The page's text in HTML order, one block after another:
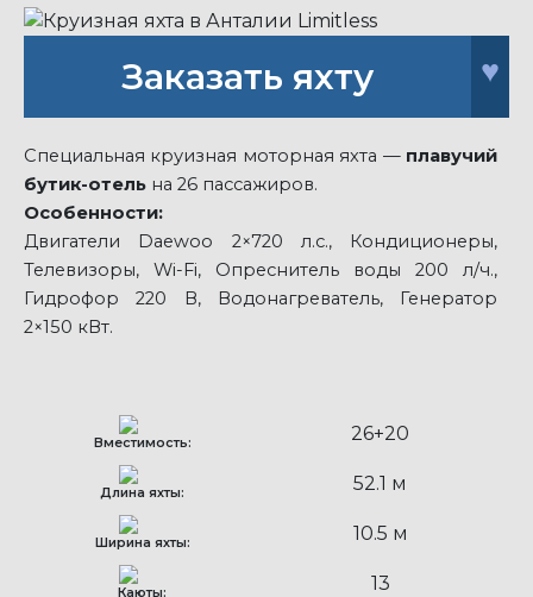
Заказать яхту ♥
Специальная круизная моторная яхта — плавучий
бутик-отель на 26 пассажиров.
Особенности:
Двигатели Daewoo 2×720 л.с., Кондиционеры,
Телевизоры, Wi-Fi, Опреснитель воды 200 л/ч.,
Гидрофор 220 В, Водонагреватель, Генератор
2×150 кВт.
Вместимость: 26+20
Длина яхты: 52.1 м
Ширина яхты: 10.5 м
Каюты: 13